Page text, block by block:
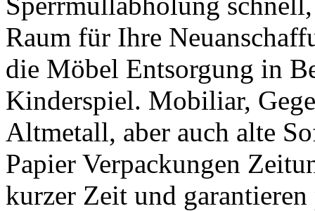
Raum für Ihre
die Möbel Entsorgung in
Kinderspiel. Mobiliar,
Altmetall, aber auch alte
Papier Verpackungen
kurzer Zeit und